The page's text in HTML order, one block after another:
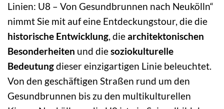
Linien: U8 – Von Gesundbrunnen nach Neukölln“
nimmt Sie mit auf eine Entdeckungstour, die die
historische Entwicklung, diearchitektonischen
Besonderheiten und diesoziokulturelle
Bedeutungdieser einzigartigen Linie beleuchtet.
Von den geschäftigen Straßen rund um den
Gesundbrunnen bis zu den multikulturellen